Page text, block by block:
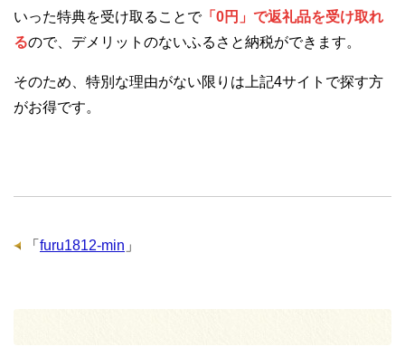
いった特典を受け取ることで「0円」で返礼品を受け取れ
るので、デメリットのないふるさと納税ができます。
そのため、特別な理由がない限りは上記4サイトで探す方
がお得です。
「 furu1812-min 」